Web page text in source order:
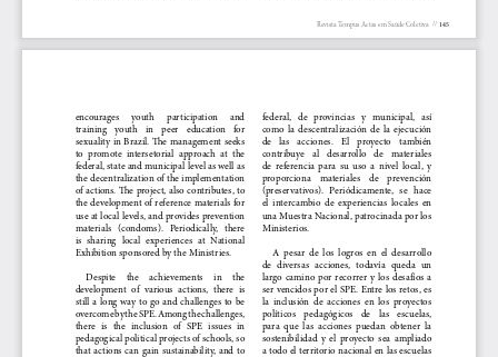
Revista Tempus Actas em Saúde Coletiva  // 145
encourages youth participation
and
training   youth   in   peer   education   for
sexuality in Brazil. "  e management seeks
to  promote  intersetorial  approach  at  the
federal, state and municipal level as well as
the decentralization of the implementation
of actions. "  e project, also contributes, to
the development of reference materials for
use at local levels, and provides prevention
materials   (condoms).   Periodically,   there
is  sharing  local  experiences  at  National
Exhibition sponsored by the Ministries.
Despite     the     achievements     in     the
development  of  various  actions,  there  is
still  a  long  way  to  go  and  challenges  to  be
overcome by the SPE. Among the challenges,
there   is   the   inclusion   of   SPE   issues   in
pedagogical political projects of schools, so
that  actions  can  gain  sustainability,  and  to
federal,   de   provincias   y   municipal,   así
como  la  descentralización  de  la  ejecución
de   las   acciones.   El   proyecto   también
contribuye   al   desarrollo   de   materiales
de  referencia  para  su  uso  a  nivel  local,  y
proporciona    materiales    de    prevención
(preservativos).   Periódicamente,   se   hace
el  intercambio  de  experiencias  locales  en
una Muestra Nacional, patrocinada por los
Ministerios.
A  pesar  de  los  logros  en  el  desarrollo
de   diversas   acciones,   todavía   queda   un
largo  camino  por  recorrer  y  los  desafíos  a
ser vencidos por el SPE. Entre los retos, es
la  inclusión  de  acciones  en  los  proyectos
políticos    pedagógicos    de    las    escuelas,
para  que  las  acciones  puedan  obtener  la
sostenibilidad  y  el  proyecto  sea  ampliado
a todo el territorio nacional en las escuelas